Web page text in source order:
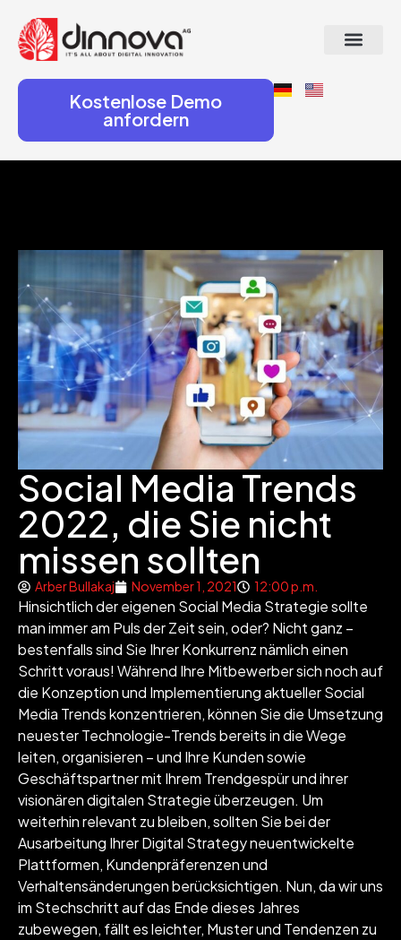
Kostenlose Demo
anfordern
Social Media Trends
2022, die Sie nicht
missen sollten
Arber Bullakaj November 1, 2021 12:00 p.m.
Hinsichtlich der eigenen Social Media Strategie sollte
man immer am Puls der Zeit sein, oder? Nicht ganz –
bestenfalls sind Sie Ihrer Konkurrenz nämlich einen
Schritt voraus! Während Ihre Mitbewerber sich noch auf
die Konzeption und Implementierung aktueller Social
Media Trends konzentrieren, können Sie die Umsetzung
neuester Technologie-Trends bereits in die Wege
leiten, organisieren – und Ihre Kunden sowie
Geschäftspartner mit Ihrem Trendgespür und ihrer
visionären digitalen Strategie überzeugen. Um
weiterhin relevant zu bleiben, sollten Sie bei der
Ausarbeitung Ihrer Digital Strategy neuentwickelte
Plattformen, Kundenpräferenzen und
Verhaltensänderungen berücksichtigen. Nun, da wir uns
im Stechschritt auf das Ende dieses Jahres
zubewegen, fällt es leichter, Muster und Tendenzen zu